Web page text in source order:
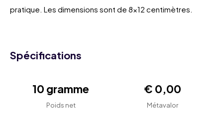
pratique. Les dimensions sont de 8x12 centimètres.
Spécifications
10 gramme
Poids net
€ 0,00
Métavalor